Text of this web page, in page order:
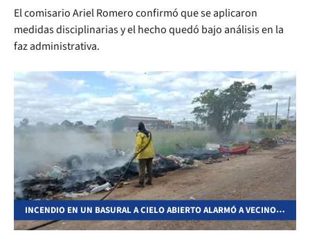
El comisario Ariel Romero confirmó que se aplicaron
medidas disciplinarias y el hecho quedó bajo análisis en la
faz administrativa.
INCENDIO EN UN BASURAL A CIELO ABIERTO ALARMÓ A VECINOS
EN EL SAN CAYETANO